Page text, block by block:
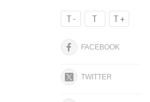
T - T T +
FACEBOOK
TWITTER